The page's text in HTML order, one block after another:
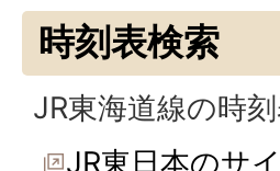
時刻表検索
JR東海道線の時
JR東日本のサ